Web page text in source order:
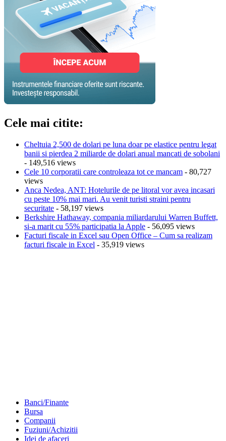
Cele mai citite:
Cheltuia 2,500 de dolari pe luna doar pe elastice pentru legat
banii si pierdea 2 miliarde de dolari anual mancati de sobolani
- 149,516 views
Cele 10 corporatii care controleaza tot ce mancam - 80,727
views
Anca Nedea, ANT: Hotelurile de pe litoral vor avea incasari
cu peste 10% mai mari. Au venit turisti straini pentru
securitate - 58,197 views
Berkshire Hathaway, compania miliardarului Warren Buffett,
si-a marit cu 55% participatia la Apple - 56,095 views
Facturi fiscale in Excel sau Open Office – Cum sa realizam
facturi fiscale in Excel - 35,919 views
Banci/Finante
Bursa
Companii
Fuziuni/Achizitii
Idei de afaceri